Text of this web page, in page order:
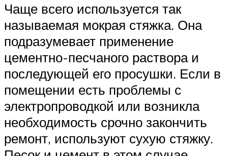
Чаще всего используется так
называемая мокрая стяжка. Она
подразумевает применение
цементно-песчаного раствора и
последующей его просушки. Если в
помещении есть проблемы с
электропроводкой или возникла
необходимость срочно закончить
ремонт, используют сухую стяжку.